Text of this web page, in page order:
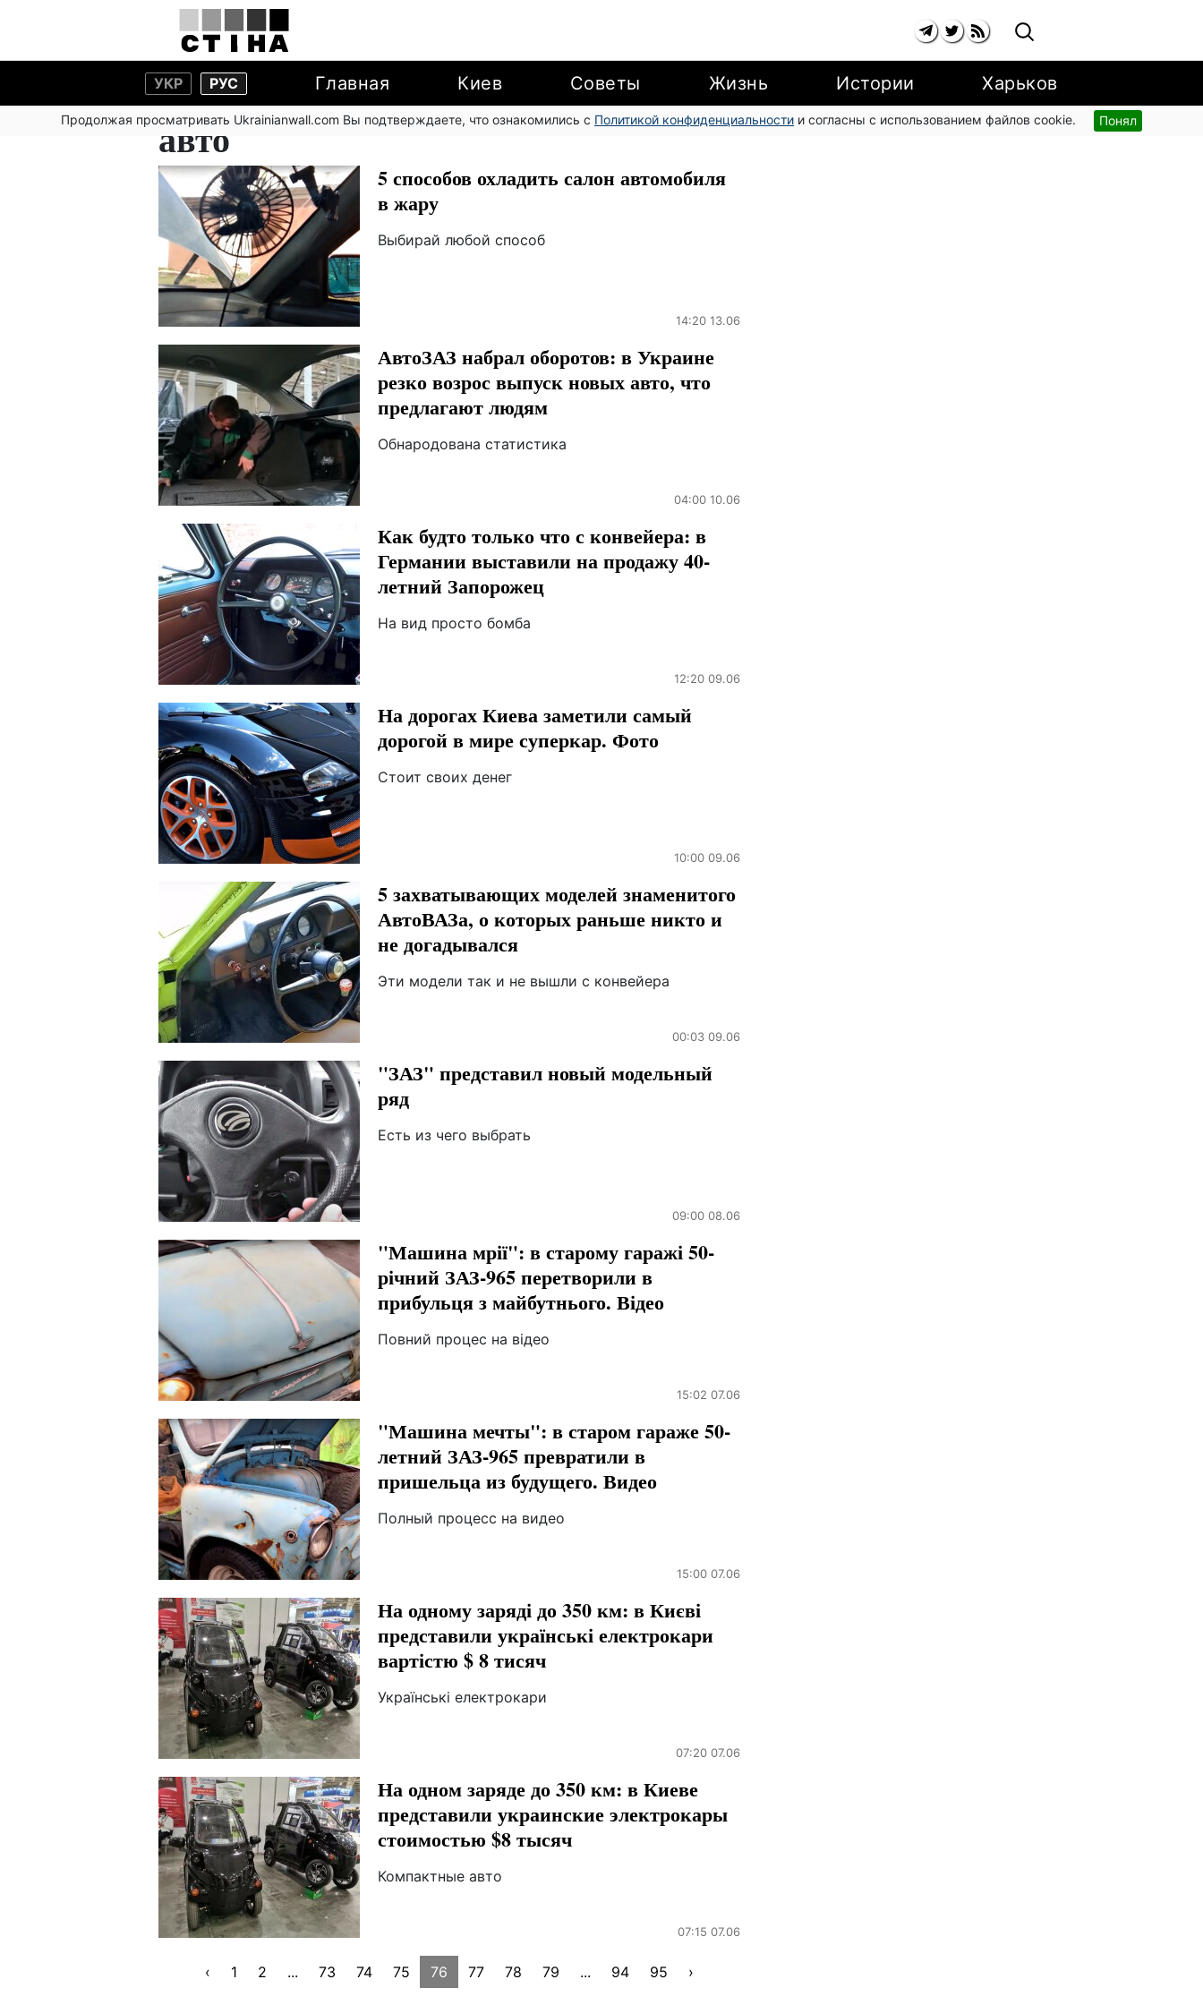
УКР РУС Главная Киев Советы Жизнь Истории Харьков
Продолжая просматривать Ukrainianwall.com Вы подтверждаете, что ознакомились с Политикой конфиденциальности и согласны с использованием файлов cookie. Понял
авто
5 способов охладить салон автомобиля
в жару
Выбирай любой способ
14:20 13.06
АвтоЗАЗ набрал оборотов: в Украине
резко возрос выпуск новых авто, что
предлагают людям
Обнародована статистика
04:00 10.06
Как будто только что с конвейера: в
Германии выставили на продажу 40-
летний Запорожец
На вид просто бомба
12:20 09.06
На дорогах Киева заметили самый
дорогой в мире суперкар. Фото
Стоит своих денег
10:00 09.06
5 захватывающих моделей знаменитого
АвтоВАЗа, о которых раньше никто и
не догадывался
Эти модели так и не вышли с конвейера
00:03 09.06
"ЗАЗ" представил новый модельный
ряд
Есть из чего выбрать
09:00 08.06
"Машина мрії": в старому гаражі 50-
річний ЗАЗ-965 перетворили в
прибульця з майбутнього. Відео
Повний процес на відео
15:02 07.06
"Машина мечты": в старом гараже 50-
летний ЗАЗ-965 превратили в
пришельца из будущего. Видео
Полный процесс на видео
15:00 07.06
На одному заряді до 350 км: в Києві
представили українські електрокари
вартістю $ 8 тисяч
Українські електрокари
07:20 07.06
На одном заряде до 350 км: в Киеве
представили украинские электрокары
стоимостью $8 тысяч
Компактные авто
07:15 07.06
‹ 1 2 ... 73 74 75 76 77 78 79 ... 94 95 ›